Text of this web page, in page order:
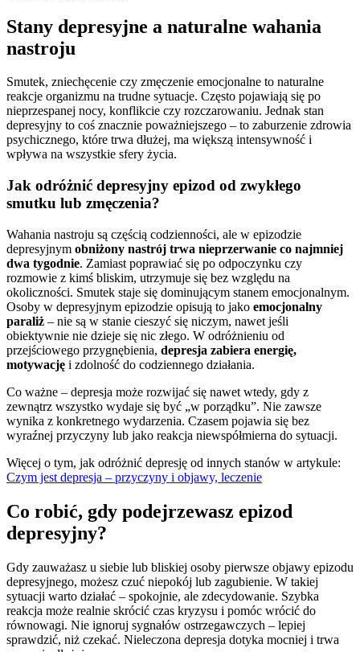
Stany depresyjne a naturalne wahania
nastroju
Smutek, zniechęcenie czy zmęczenie emocjonalne to naturalne
reakcje organizmu na trudne sytuacje. Często pojawiają się po
nieprzespanej nocy, konflikcie czy rozczarowaniu. Jednak stan
depresyjny to coś znacznie poważniejszego – to zaburzenie zdrowia
psychicznego, które trwa dłużej, ma większą intensywność i
wpływa na wszystkie sfery życia.
Jak odróżnić depresyjny epizod od zwykłego
smutku lub zmęczenia?
Wahania nastroju są częścią codzienności, ale w epizodzie
depresyjnym obniżony nastrój trwa nieprzerwanie co najmniej
dwa tygodnie. Zamiast poprawiać się po odpoczynku czy
rozmowie z kimś bliskim, utrzymuje się bez względu na
okoliczności. Smutek staje się dominującym stanem emocjonalnym.
Osoby w depresyjnym epizodzie opisują to jako emocjonalny
paraliż – nie są w stanie cieszyć się niczym, nawet jeśli
obiektywnie nie dzieje się nic złego. W odróżnieniu od
przejściowego przygnębienia, depresja zabiera energię,
motywację i zdolność do codziennego działania.
Co ważne – depresja może rozwijać się nawet wtedy, gdy z
zewnątrz wszystko wydaje się być „w porządku”. Nie zawsze
wynika z konkretnego wydarzenia. Czasem pojawia się bez
wyraźnej przyczyny lub jako reakcja niewspółmierna do sytuacji.
Więcej o tym, jak odróżnić depresję od innych stanów w artykule:
Czym jest depresja – przyczyny i objawy, leczenie
Co robić, gdy podejrzewasz epizod
depresyjny?
Gdy zauważasz u siebie lub bliskiej osoby pierwsze objawy epizodu
depresyjnego, możesz czuć niepokój lub zagubienie. W takiej
sytuacji warto działać – spokojnie, ale zdecydowanie. Szybka
reakcja może realnie skrócić czas kryzysu i pomóc wrócić do
równowagi. Nie ignoruj sygnałów ostrzegawczych – lepiej
sprawdzić, niż czekać. Nieleczona depresja dotyka mocniej i trwa